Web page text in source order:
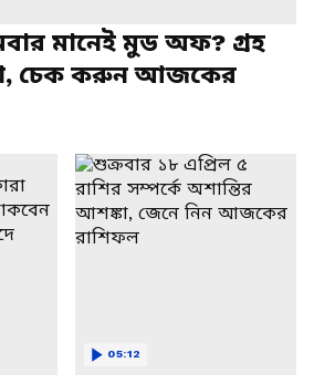
মানেই মুড অফ? গ্রহ
চেক করুন আজকের
05:12